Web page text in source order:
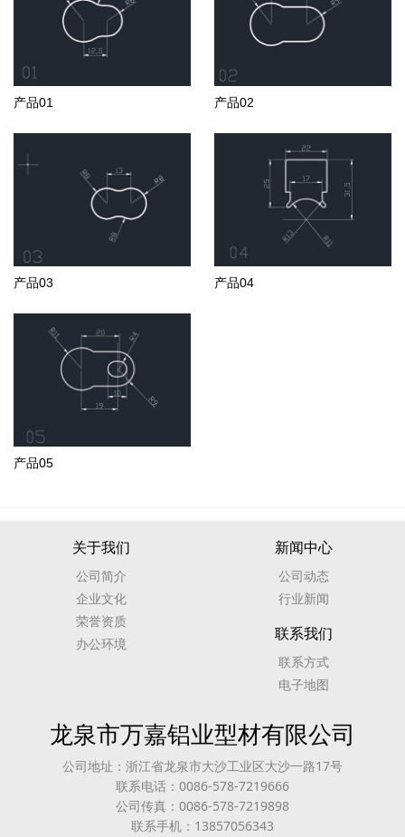
产品01 产品02
产品03 产品04
产品05
关于我们
公司简介
企业文化
荣誉资质
办公环境
新闻中心
公司动态
行业新闻
联系我们
联系方式
电子地图
龙泉市万嘉铝业型材有限公司
公司地址：浙江省龙泉市大沙工业区大沙一路17号
联系电话：0086-578-7219666
公司传真：0086-578-7219898
联系手机：13857056343